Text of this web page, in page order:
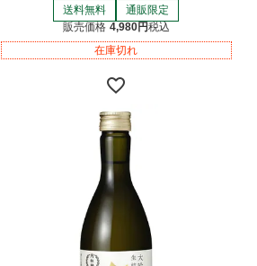
送料無料
通販限定
販売価格 4,980
税込
在庫切れ